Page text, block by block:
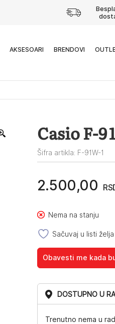
AKSESOARI BRENDOVI
Casio F-
Šifra artikla: F-91W-1
2.500,00
Nema na stanju
Sačuvaj u listi želja
Obavesti me kada
DOSTUPNO U
Trenutno nema u